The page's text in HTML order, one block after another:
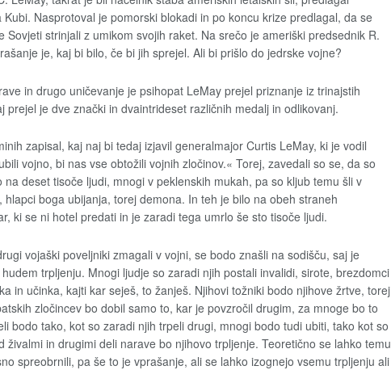
Nasprotoval je pomorski blokadi in po koncu krize predlagal, da se
strinjali z umikom svojih raket. Na srečo je ameriški predsednik R.
je, kaj bi bilo, če bi jih sprejel. Ali bi prišlo do jedrske vojne?
in drugo uničevanje je psihopat LeMay prejel priznanje iz trinajstih
prejel je dve znački in dvaintrideset različnih medalj in odlikovanj.
zapisal, kaj naj bi tedaj izjavil generalmajor Curtis LeMay, ki je vodil
vojno, bi nas vse obtožili vojnih zločinov.« Torej, zavedali so se, da so
deset tisoče ljudi, mnogi v peklenskih mukah, pa so kljub temu šli v
boga ubijanja, torej demona. In teh je bilo na obeh straneh
ki se ni hotel predati in je zaradi tega umrlo še sto tisoče ljudi.
vojaški poveljniki zmagali v vojni, se bodo znašli na sodišču, saj je
trpljenju. Mnogi ljudje so zaradi njih postali invalidi, sirote, brezdomci
in učinka, kajti kar seješ, to žanješ. Njihovi tožniki bodo njihove žrtve, torej
zločincev bo dobil samo to, kar je povzročil drugim, za mnoge bo to
bodo tako, kot so zaradi njih trpeli drugi, mnogi bodo tudi ubiti, tako kot so
in drugimi deli narave bo njihovo trpljenje. Teoretično se lahko temu
spreobrnili, pa še to je vprašanje, ali se lahko izognejo vsemu trpljenju ali